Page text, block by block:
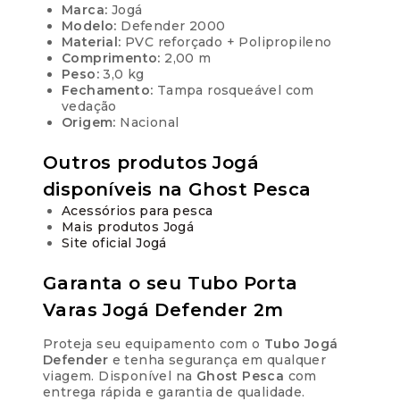
Marca: Jogá
Modelo: Defender 2000
Material: PVC reforçado + Polipropileno
Comprimento: 2,00 m
Peso: 3,0 kg
Fechamento: Tampa rosqueável com
vedação
Origem: Nacional
Outros produtos Jogá
disponíveis na Ghost Pesca
Acessórios para pesca
Mais produtos Jogá
Site oficial Jogá
Garanta o seu Tubo Porta
Varas Jogá Defender 2m
Proteja seu equipamento com o Tubo Jogá
Defender e tenha segurança em qualquer
viagem. Disponível na Ghost Pesca com
entrega rápida e garantia de qualidade.